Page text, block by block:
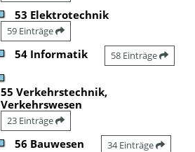
53 Elektrotechnik
59 Einträge
54 Informatik 58 Einträge
55 Verkehrstechnik,
Verkehrswesen
23 Einträge
56 Bauwesen 34 Einträge